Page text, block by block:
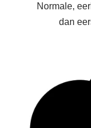
Normale,
dan